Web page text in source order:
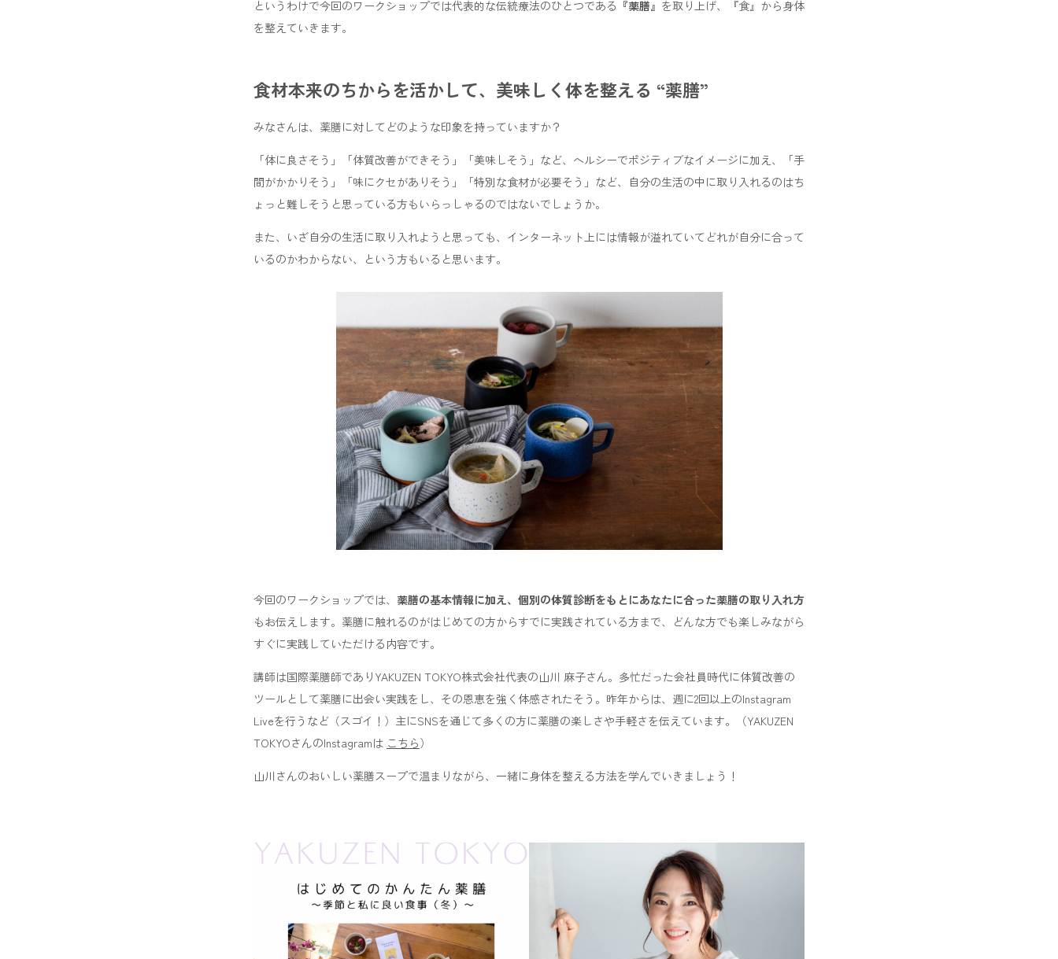
というわけで今回のワークショップでは代表的な伝統療法のひとつである 『薬膳』 を取り上げ、『食』から身体
を整えていきます。
食材本来のちからを活かして、美味しく体を整える “薬膳”
みなさんは、薬膳に対してどのような印象を持っていますか？
「体に良さそう」「体質改善ができそう」「美味しそう」など、ヘルシーでポジティブなイメージに加え、「手
間がかかりそう」「味にクセがありそう」「特別な食材が必要そう」など、自分の生活の中に取り入れるのはち
ょっと難しそうと思っている方もいらっしゃるのではないでしょうか。
また、いざ自分の生活に取り入れようと思っても、インターネット上には情報が溢れていてどれが自分に合って
いるのかわからない、という方もいると思います。
今回のワークショップでは、 薬膳の基本情報に加え、個別の体質診断をもとにあなたに合った薬膳の取り入れ方
もお伝えします。薬膳に触れるのがはじめての方からすでに実践されている方まで、どんな方でも楽しみながら
すぐに実践していただける内容です。
講師は国際薬膳師でありYAKUZEN TOKYO株式会社代表の山川 麻子さん。多忙だった会社員時代に体質改善の
ツールとして薬膳に出会い実践をし、その恩恵を強く体感されたそう。昨年からは、週に2回以上のInstagram
Liveを行うなど（スゴイ！）主にSNSを通じて多くの方に薬膳の楽しさや手軽さを伝えています。（YAKUZEN
TOKYOさんのInstagramは こちら）
山川さんのおいしい薬膳スープで温まりながら、一緒に身体を整える方法を学んでいきましょう！